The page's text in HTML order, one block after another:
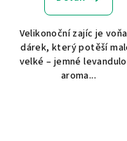
Velikonoční zajíc je
dárek, který potěší
velké – jemné
aroma...